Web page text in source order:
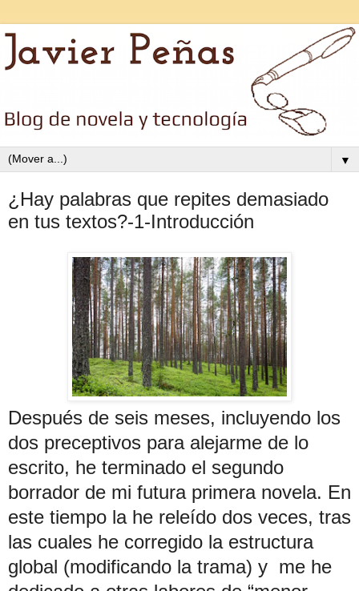
▼
¿Hay palabras que repites demasiado
en tus textos?-1-Introducción
Después de seis meses, incluyendo los
dos preceptivos para alejarme de lo
escrito, he terminado el segundo
borrador de mi futura primera novela. En
este tiempo la he releído dos veces, tras
las cuales he corregido la estructura
global (modificando la trama) y me he